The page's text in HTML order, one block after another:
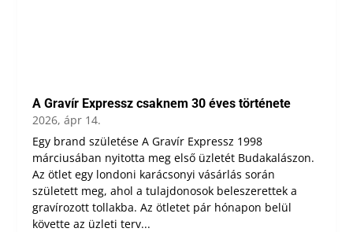
A Gravír Expressz csaknem 30 éves története
2026, ápr 14.
Egy brand születése A Gravír Expressz 1998
márciusában nyitotta meg első üzletét Budakalászon.
Az ötlet egy londoni karácsonyi vásárlás során
született meg, ahol a tulajdonosok beleszerettek a
gravírozott tollakba. Az ötletet pár hónapon belül
követte az üzleti terv...